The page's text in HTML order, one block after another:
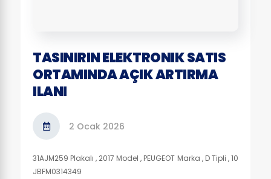
TASINIRIN ELEKTRONIK SATIS
ORTAMINDA AÇIK ARTIRMA
ILANI
2 Ocak 2026
31AJM259 Plakalı , 2017 Model , PEUGEOT Marka , D Tipli , 10
JBFM0314349